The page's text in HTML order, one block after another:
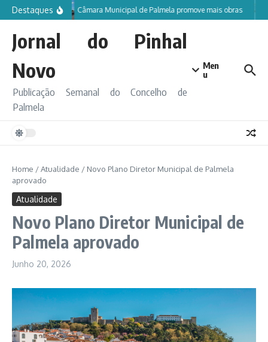
Ir para o conteúdo
Destaques Câmara Municipal de Palmela promove mais obras
Jornal do Pinhal
Novo
Publicação Semanal do Concelho de
Palmela
Men
u
Home /Atualidade / Novo Plano Diretor Municipal de Palmela
aprovado
Atualidade
Novo Plano Diretor Municipal de
Palmela aprovado
Junho 20, 2026